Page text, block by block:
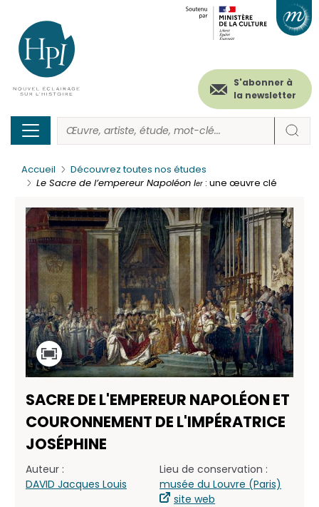
contenu
principal
Menu
secondaire
(header)
S'abonner à
la newsletter
Accueil
Découvrez toutes nos études
Le Sacre de l’empereur Napoléon Ier : une œuvre clé
SACRE DE L'EMPEREUR NAPOLÉON ET
COURONNEMENT DE L'IMPÉRATRICE
JOSÉPHINE
Auteur :
DAVID Jacques Louis
Lieu de conservation :
musée du Louvre (Paris)
site web